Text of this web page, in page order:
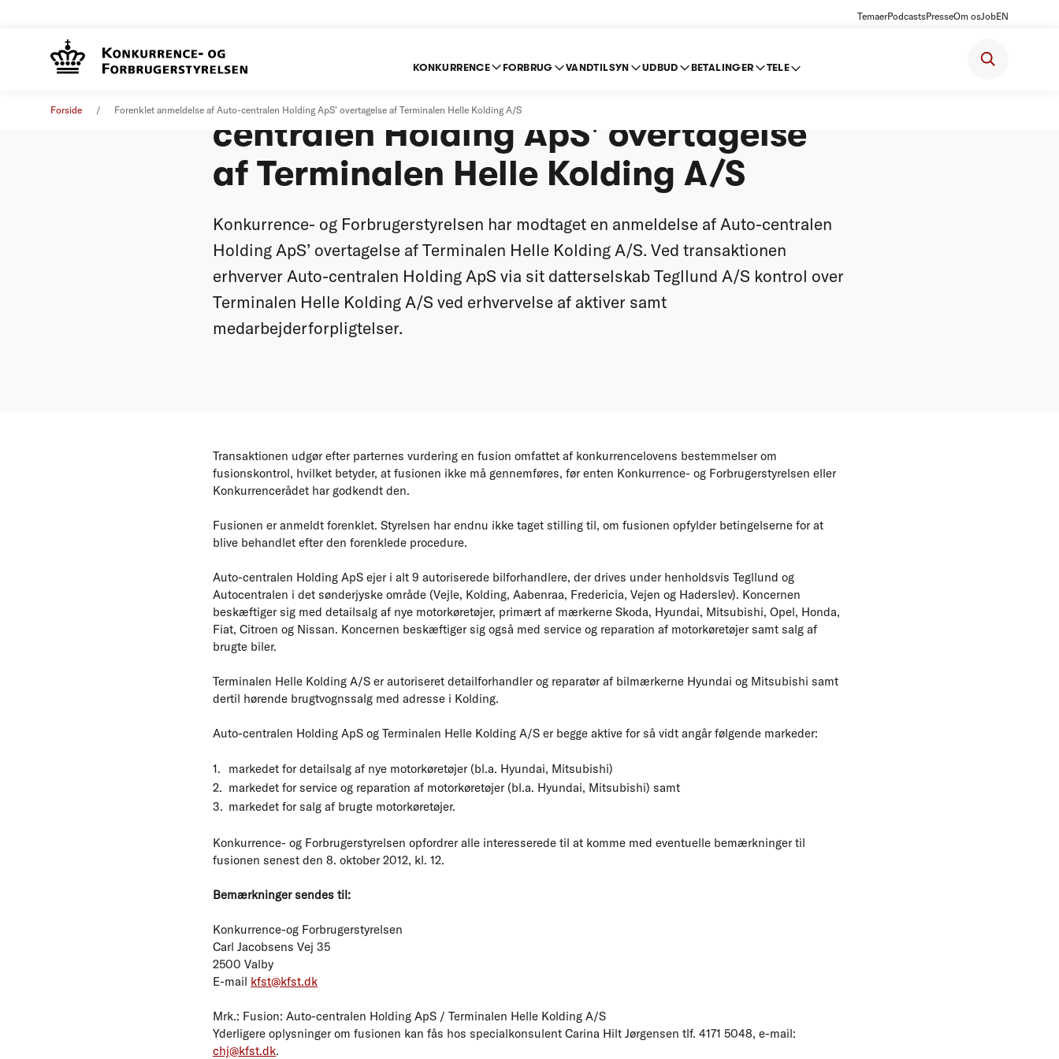
TemaerPodcastsPresseOm osJobEN
KONKURRENCE FORBRUG VANDTILSYN UDBUD BETALINGER TELE
Forside Forenklet anmeldelse af Auto-centralen Holding ApS' overtagelse af Terminalen Helle Kolding A/S
centralen Holding ApS' overtagelse
af Terminalen Helle Kolding A/S
Konkurrence- og Forbrugerstyrelsen har modtaget en anmeldelse af Auto-centralen
Holding ApS’ overtagelse af Terminalen Helle Kolding A/S. Ved transaktionen
erhverver Auto-centralen Holding ApS via sit datterselskab Tegllund A/S kontrol over
Terminalen Helle Kolding A/S ved erhvervelse af aktiver samt
medarbejderforpligtelser.
Transaktionen udgør efter parternes vurdering en fusion omfattet af konkurrencelovens bestemmelser om
fusionskontrol, hvilket betyder, at fusionen ikke må gennemføres, før enten Konkurrence- og Forbrugerstyrelsen eller
Konkurrencerådet har godkendt den.
Fusionen er anmeldt forenklet. Styrelsen har endnu ikke taget stilling til, om fusionen opfylder betingelserne for at
blive behandlet efter den forenklede procedure.
Auto-centralen Holding ApS ejer i alt 9 autoriserede bilforhandlere, der drives under henholdsvis Tegllund og
Autocentralen i det sønderjyske område (Vejle, Kolding, Aabenraa, Fredericia, Vejen og Haderslev). Koncernen
beskæftiger sig med detailsalg af nye motorkøretøjer, primært af mærkerne Skoda, Hyundai, Mitsubishi, Opel, Honda,
Fiat, Citroen og Nissan. Koncernen beskæftiger sig også med service og reparation af motorkøretøjer samt salg af
brugte biler.
Terminalen Helle Kolding A/S er autoriseret detailforhandler og reparatør af bilmærkerne Hyundai og Mitsubishi samt
dertil hørende brugtvognssalg med adresse i Kolding.
Auto-centralen Holding ApS og Terminalen Helle Kolding A/S er begge aktive for så vidt angår følgende markeder:
markedet for detailsalg af nye motorkøretøjer (bl.a. Hyundai, Mitsubishi)
markedet for service og reparation af motorkøretøjer (bl.a. Hyundai, Mitsubishi) samt
markedet for salg af brugte motorkøretøjer.
Konkurrence- og Forbrugerstyrelsen opfordrer alle interesserede til at komme med eventuelle bemærkninger til
fusionen senest den 8. oktober 2012, kl. 12.
Bemærkninger sendes til:
Konkurrence-og Forbrugerstyrelsen
Carl Jacobsens Vej 35
2500 Valby
E-mail kfst@kfst.dk
Mrk.: Fusion: Auto-centralen Holding ApS / Terminalen Helle Kolding A/S
Yderligere oplysninger om fusionen kan fås hos specialkonsulent Carina Hilt Jørgensen tlf. 4171 5048, e-mail:
chj@kfst.dk.